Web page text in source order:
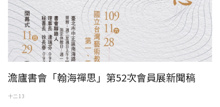
澹廬書會「翰海禪思」第52次會員展新聞稿
十二 13